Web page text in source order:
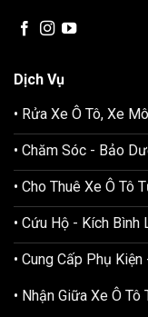
Dịch Vụ
• Rửa Xe Ô Tô, Xe
• Chăm Sóc - Bảo
• Cho Thuê Xe Ô Tô
• Cứu Hộ - Kích Bình
• Cung Cấp Phụ
• Nhận Giữa Xe Ô